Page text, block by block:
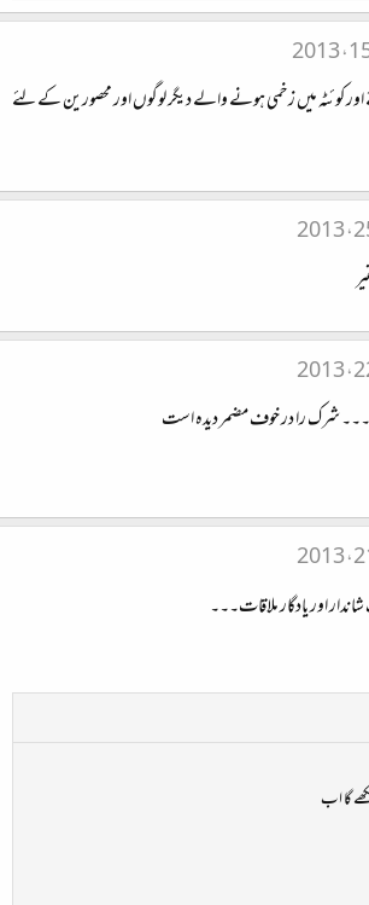
میں زخمی ہونے والے دیگر لوگوں اور محصورین کے لئے
شرک را در خوف مضمر دیدہ است
اور یادگار ملاقات۔۔۔
گا اب